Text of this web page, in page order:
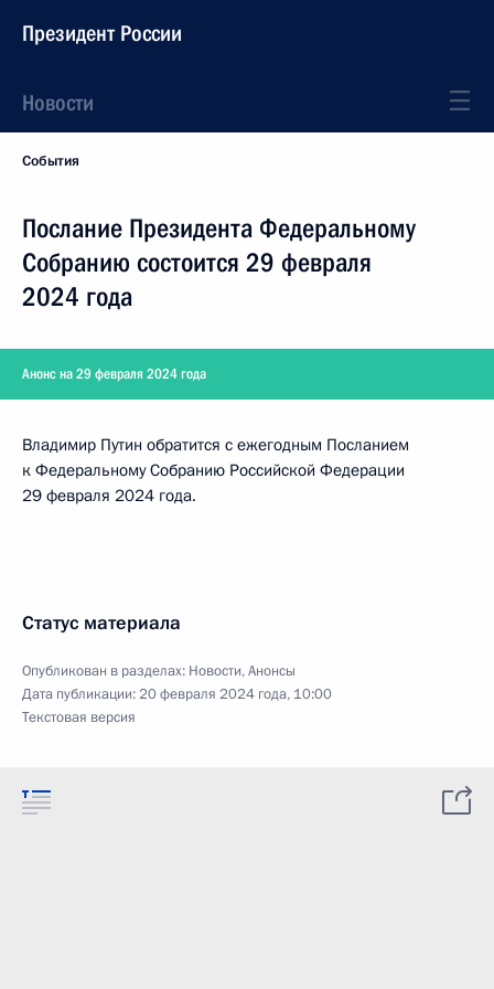
Президент России
Новости
События
Послание Президента Федеральному
Собранию состоится 29 февраля
2024 года
Анонс на 29 февраля 2024 года
Владимир Путин обратится с ежегодным Посланием
к Федеральному Собранию Российской Федерации
29 февраля 2024 года.
Статус материала
Опубликован в разделах: Новости,Анонсы
Дата публикации:20 февраля 2024 года, 10:00
Текстовая версия